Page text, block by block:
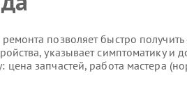
позволяет быстро
указывает симптоматику
цена запчастей, работа мастера